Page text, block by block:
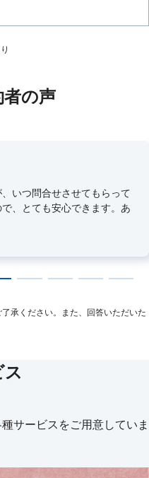
者の声
いつ問合せさせてもらって
、とても安心できます。あ
承ください。また、回答いただいた
ス
サービスをご用意していま